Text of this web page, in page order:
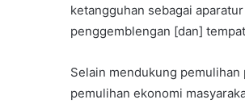
ketangguhan sebagai
penggemblengan [dan]
Selain mendukung
pemulihan ekonomi